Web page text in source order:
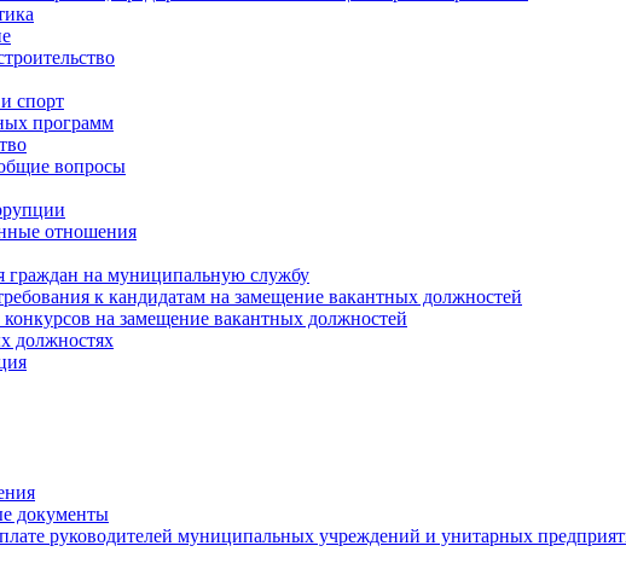
спорт
программ
вопросы
отношения
граждан на муниципальную службу
к кандидатам на замещение вакантных должностей
конкурсов на замещение вакантных должностей
должностях
документы
руководителей муниципальных учреждений и унитарных